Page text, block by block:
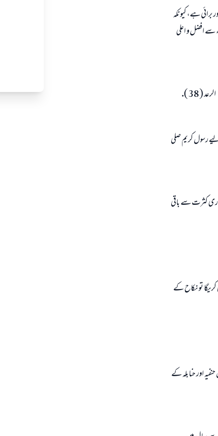
ہے، كيونكہ
افضل و اعلى
الرعد ( 38 ).
رسول كريم صلى
كثرت سے باقى
تو نكاح كے
اور حنابلہ كے